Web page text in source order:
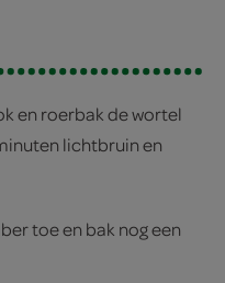
en roerbak de wortel
lichtbruin en
toe en bak nog een